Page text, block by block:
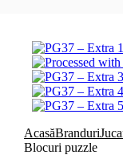
AcasăBranduri
Blocuri puzzle